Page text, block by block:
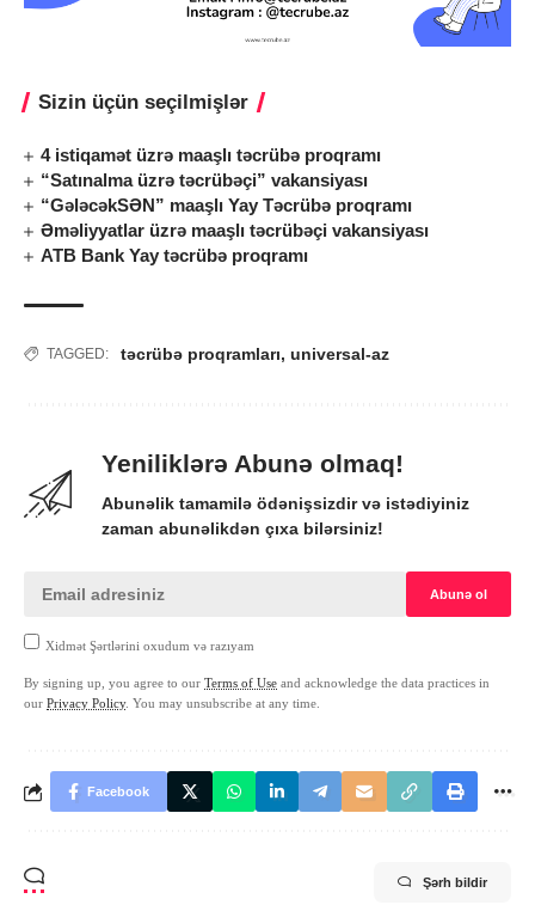
Sizin üçün seçilmişlər
4 istiqamət üzrə maaşlı təcrübə proqramı
“Satınalma üzrə təcrübəçi” vakansiyası
“GələcəkSƏN” maaşlı Yay Təcrübə proqramı
Əməliyyatlar üzrə maaşlı təcrübəçi vakansiyası
ATB Bank Yay təcrübə proqramı
TAGGED: təcrübə proqramları, universal-az
Yeniliklərə Abunə olmaq!
Abunəlik tamamilə ödənişsizdir və istədiyiniz
zaman abunəlikdən çıxa bilərsiniz!
Xidmət Şərtlərini oxudum və razıyam
By signing up, you agree to our Terms of Use and acknowledge the data practices in
our Privacy Policy. You may unsubscribe at any time.
Facebook
Şərh bildir